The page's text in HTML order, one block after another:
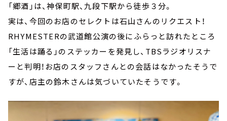
「郷酒」は、神保町駅、九段下駅から徒歩３分。
実は、今回のお店のセレクトは石山さんのリクエスト！
RHYMESTERの武道館公演の後にふらっと訪れたところ
「生活は踊る」のステッカーを発見し、TBSラジオリスナ
ーと判明！お店のスタッフさんとの会話はなかったそうで
すが、店主の鈴木さんは気づいていたそうです。